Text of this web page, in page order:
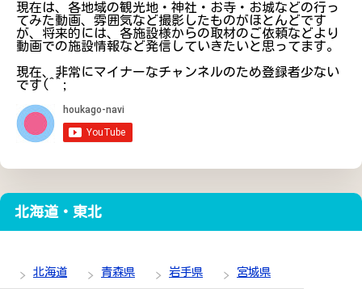
現在は、各地域の観光地・神社・お寺・お城などの行っ
てみた動画、雰囲気など撮影したものがほとんどです
が、将来的には、各施設様からの取材のご依頼などより
動画での施設情報など発信していきたいと思ってます。
現在、非常にマイナーなチャンネルのため登録者少ない
です(^^;
北海道・東北
北海道 青森県 岩手県 宮城県